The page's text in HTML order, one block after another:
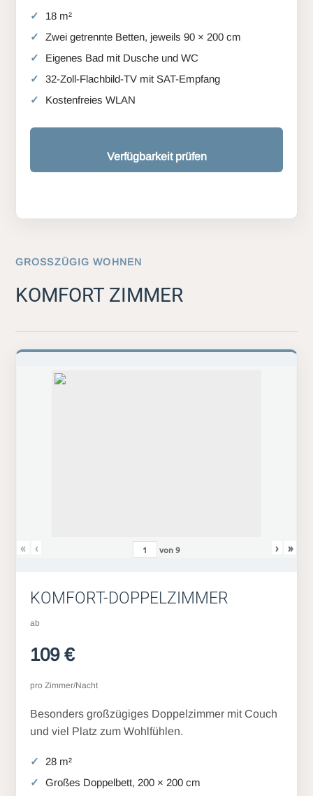
18 m²
Zwei getrennte Betten, jeweils 90 × 200 cm
Eigenes Bad mit Dusche und WC
32-Zoll-Flachbild-TV mit SAT-Empfang
Kostenfreies WLAN
Verfügbarkeit prüfen
GROSSZÜGIG WOHNEN
KOMFORT ZIMMER
« ‹ von9 › »
KOMFORT-DOPPELZIMMER
ab
109 €
pro Zimmer/Nacht
Besonders großzügiges Doppelzimmer mit Couch
und viel Platz zum Wohlfühlen.
28 m²
Großes Doppelbett, 200 × 200 cm